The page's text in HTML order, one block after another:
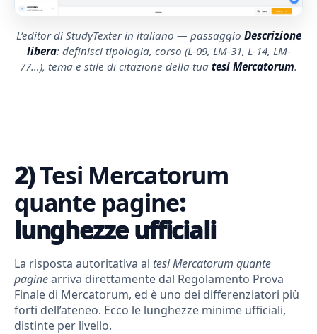
L’editor di StudyTexter in italiano — passaggio Descrizione
libera: definisci tipologia, corso (L-09, LM-31, L-14, LM-
77…), tema e stile di citazione della tua tesi Mercatorum.
2)Tesi Mercatorum
quante pagine:
lunghezze ufficiali
La risposta autoritativa al tesi Mercatorum quante
paginearriva direttamente dal Regolamento Prova
Finale di Mercatorum, ed è uno dei differenziatori più
forti dell’ateneo. Ecco le lunghezze minime ufficiali,
distinte per livello.